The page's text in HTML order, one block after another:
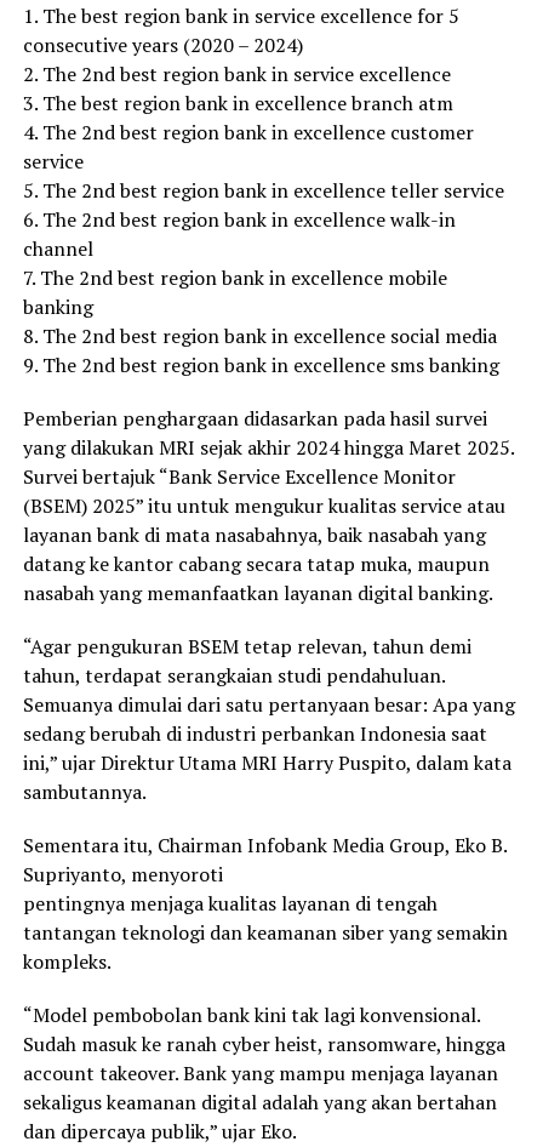
1. The best region bank in service excellence for 5
consecutive years (2020 – 2024)
2. The 2nd best region bank in service excellence
3. The best region bank in excellence branch atm
4. The 2nd best region bank in excellence customer
service
5. The 2nd best region bank in excellence teller service
6. The 2nd best region bank in excellence walk-in
channel
7. The 2nd best region bank in excellence mobile
banking
8. The 2nd best region bank in excellence social media
9. The 2nd best region bank in excellence sms banking
Pemberian penghargaan didasarkan pada hasil survei
yang dilakukan MRI sejak akhir 2024 hingga Maret 2025.
Survei bertajuk “Bank Service Excellence Monitor
(BSEM) 2025” itu untuk mengukur kualitas service atau
layanan bank di mata nasabahnya, baik nasabah yang
datang ke kantor cabang secara tatap muka, maupun
nasabah yang memanfaatkan layanan digital banking.
“Agar pengukuran BSEM tetap relevan, tahun demi
tahun, terdapat serangkaian studi pendahuluan.
Semuanya dimulai dari satu pertanyaan besar: Apa yang
sedang berubah di industri perbankan Indonesia saat
ini,” ujar Direktur Utama MRI Harry Puspito, dalam kata
sambutannya.
Sementara itu, Chairman Infobank Media Group, Eko B.
Supriyanto, menyoroti
pentingnya menjaga kualitas layanan di tengah
tantangan teknologi dan keamanan siber yang semakin
kompleks.
“Model pembobolan bank kini tak lagi konvensional.
Sudah masuk ke ranah cyber heist, ransomware, hingga
account takeover. Bank yang mampu menjaga layanan
sekaligus keamanan digital adalah yang akan bertahan
dan dipercaya publik,” ujar Eko.